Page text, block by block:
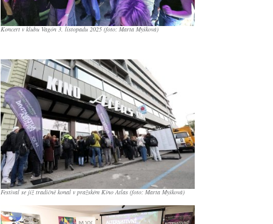
Koncert v klubu Vagón 3. listopadu 2025 (foto: Marta Myšková)
Festival se již tradičně konal v pražském Kino Atlas (foto: Marta Myšková)